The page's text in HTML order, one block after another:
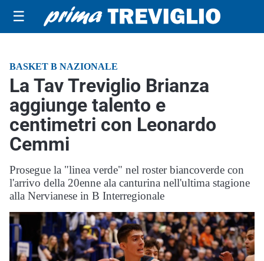
☰
BASKET B NAZIONALE
La Tav Treviglio Brianza
aggiunge talento e
centimetri con Leonardo
Cemmi
Prosegue la "linea verde" nel roster biancoverde con
l'arrivo della 20enne ala canturina nell'ultima stagione
alla Nervianese in B Interregionale